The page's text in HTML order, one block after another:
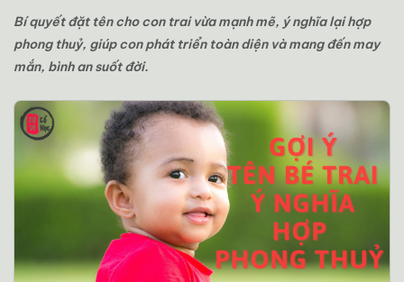
Bí quyết đặt tên cho con trai vừa mạnh mẽ, ý nghĩa lại hợp
phong thuỷ, giúp con phát triển toàn diện và mang đến may
mắn, bình an suốt đời.